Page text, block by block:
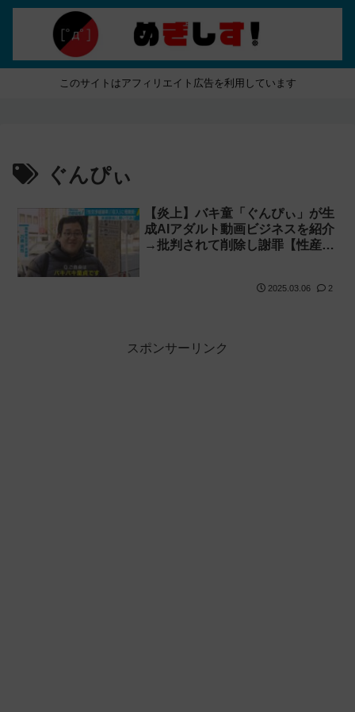
このサイトはアフィリエイト広告を利用しています
ぐんぴぃ
【炎上】バキ童「ぐんぴぃ」が生
成AIアダルト動画ビジネスを紹介
→批判されて削除し謝罪【性産業
2025.03.06 2
スポンサーリンク